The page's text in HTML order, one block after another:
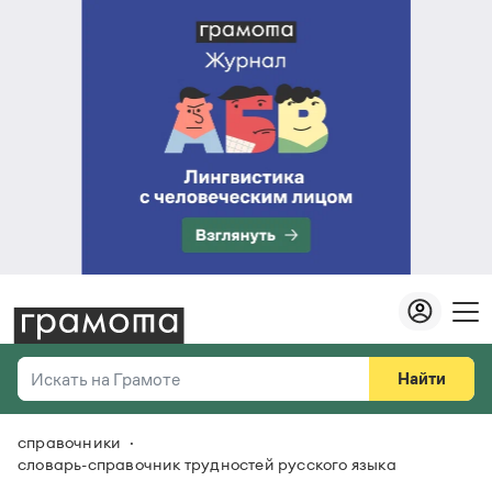
Искать на Грамоте
Справочная служба
Найти
Везде
справочники
словарь-справочник трудностей русского языка